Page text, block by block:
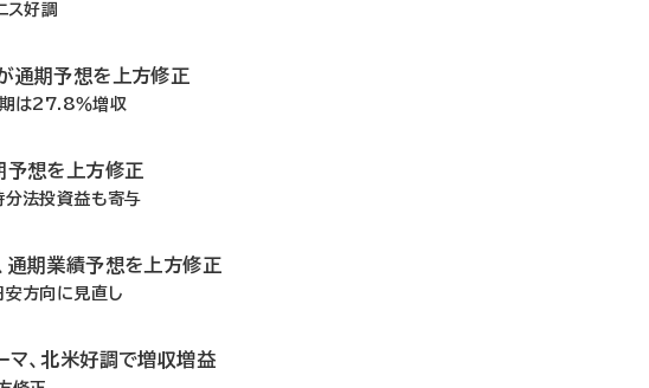
ス好調
が通期予想を上方修正
は27.8％増収
予想を上方修正
分法投資益も寄与
、通期業績予想を上方修正
安方向に見直し
マ、北米好調で増収増益